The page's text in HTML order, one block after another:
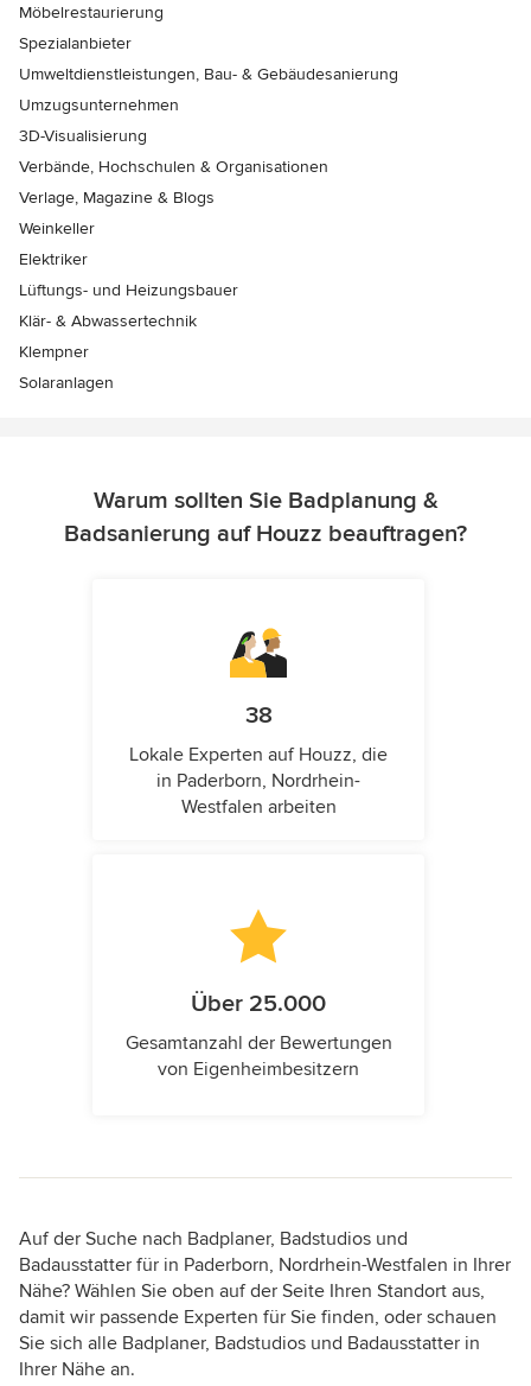
Möbelrestaurierung
Spezialanbieter
Umweltdienstleistungen, Bau- & Gebäudesanierung
Umzugsunternehmen
3D-Visualisierung
Verbände, Hochschulen & Organisationen
Verlage, Magazine & Blogs
Weinkeller
Elektriker
Lüftungs- und Heizungsbauer
Klär- & Abwassertechnik
Klempner
Solaranlagen
Warum sollten Sie Badplanung &
Badsanierung auf Houzz beauftragen?
38
Lokale Experten auf Houzz, die
in Paderborn, Nordrhein-
Westfalen arbeiten
Über 25.000
Gesamtanzahl der Bewertungen
von Eigenheimbesitzern
Auf der Suche nach Badplaner, Badstudios und
Badausstatter für in Paderborn, Nordrhein-Westfalen in Ihrer
Nähe? Wählen Sie oben auf der Seite Ihren Standort aus,
damit wir passende Experten für Sie finden, oder schauen
Sie sich alle Badplaner, Badstudios und Badausstatter in
Ihrer Nähe an.